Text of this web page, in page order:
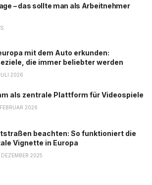
– das sollte man als Arbeitnehmer
mit dem Auto erkunden:
die immer beliebter werden
2026
als zentrale Plattform für Videospiele
2026
beachten: So funktioniert die
Vignette in Europa
2025